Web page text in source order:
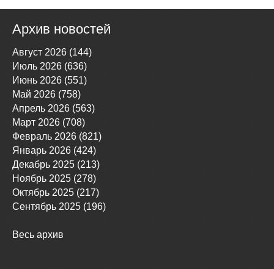
Архив новостей
Август 2026 (144)
Июль 2026 (636)
Июнь 2026 (551)
Май 2026 (758)
Апрель 2026 (563)
Март 2026 (708)
Февраль 2026 (821)
Январь 2026 (424)
Декабрь 2025 (213)
Ноябрь 2025 (278)
Октябрь 2025 (217)
Сентябрь 2025 (196)
Весь архив